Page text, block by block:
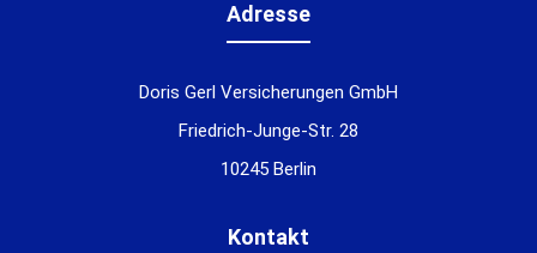
Adresse
Doris Gerl Versicherungen GmbH
Friedrich-Junge-Str. 28
10245 Berlin
Kontakt